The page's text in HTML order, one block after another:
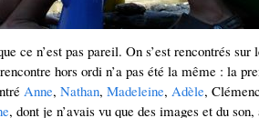
ce n’est pas pareil. On s’est rencontrés
hors ordi n’a pas été la même : la
Anne, Nathan, Madeleine, Adèle,
, dont je n’avais vu que des images et du